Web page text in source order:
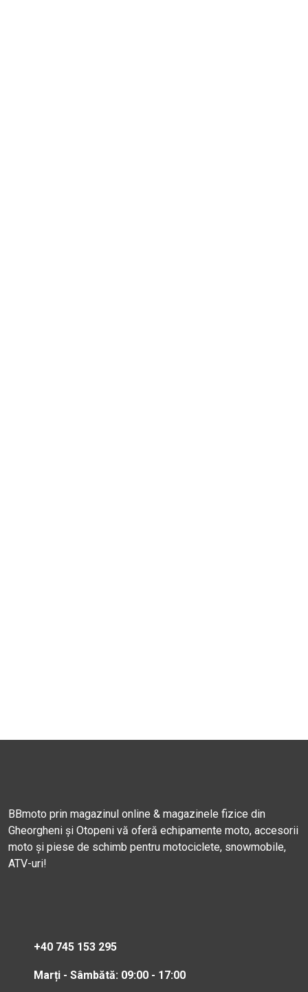
BBmoto prin magazinul online & magazinele fizice din
Gheorgheni și Otopeni vă oferă echipamente moto, accesorii
moto și piese de schimb pentru motociclete, snowmobile,
ATV-uri!
+40 745 153 295
Marți - Sâmbătă: 09:00 - 17:00